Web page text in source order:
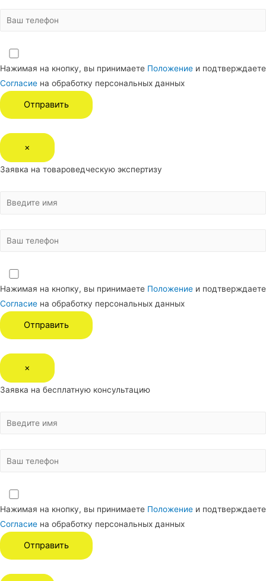
Нажимая на кнопку, вы принимаете Положение и подтверждаете
Согласие на обработку персональных данных
×
Заявка на товароведческую экспертизу
Нажимая на кнопку, вы принимаете Положение и подтверждаете
Согласие на обработку персональных данных
×
Заявка на бесплатную консультацию
Нажимая на кнопку, вы принимаете Положение и подтверждаете
Согласие на обработку персональных данных